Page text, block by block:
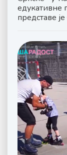
едукативне
представе је